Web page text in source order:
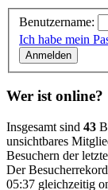
Benutzername:
Ich habe mein
Wer ist online?
Insgesamt sind 43
unsichtbares
Besuchern der
Der
05:37 gleichzeitig